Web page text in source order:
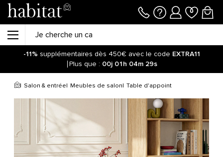
-11% supplémentaires dès 450€ avec le code EXTRA11
Plus que : 00j 01h 04m 29s
Salon & entrée Meubles de salon Table d'appoint